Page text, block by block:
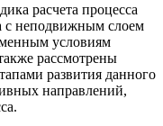
расчета процесса
с неподвижным слоем
условиям
рассмотрены
развития данного
направлений,